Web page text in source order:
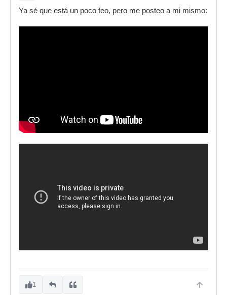
Ya sé que está un poco feo, pero me posteo a mi mismo:
1